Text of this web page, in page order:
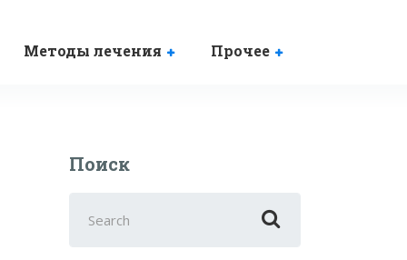
Методы лечения Прочее
Поиск
for: